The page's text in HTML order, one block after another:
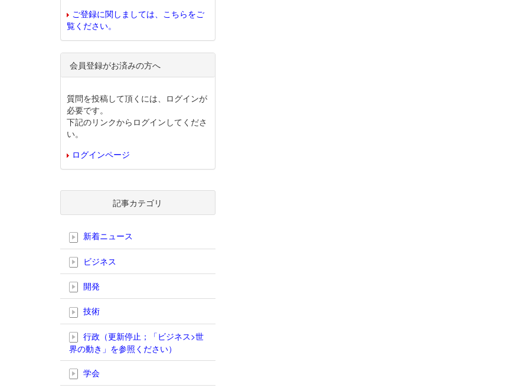
ご登録に関しましては、こちらをご
覧ください。
会員登録がお済みの方へ
質問を投稿して頂くには、ログインが
必要です。
下記のリンクからログインしてくださ
い。
ログインページ
記事カテゴリ
新着ニュース
ビジネス
開発
技術
行政（更新停止；「ビジネス>世
界の動き」を参照ください）
学会